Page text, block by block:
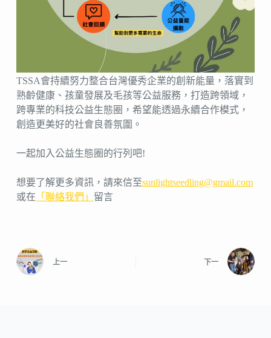
TSSA會持續努力整合台灣優秀企業的創新能量，落實到
熟齡健康、孩童發展及毛孩等公益服務，打造跨領域，
跨專業的科技公益生態圈，希望能透過永續合作模式，
創造更美好的社會良善氛圍。
一起加入公益生態圈的行列吧!
想要了解更多資訊，請來信至sunlightseedling@gmail.com
或在 「聯絡我們」 留言
上一 下一